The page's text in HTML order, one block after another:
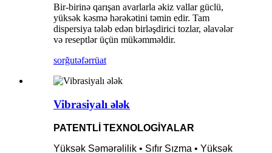
Bir-birinə qarışan avarlarla əkiz vallar güclü,
yüksək kəsmə hərəkətini təmin edir. Tam
dispersiya tələb edən birləşdirici tozlar, əlavələr
və reseptlər üçün mükəmməldir.
sorğutəfərrüat
Vibrasiyalı ələk
PATENTLİ TEXNOLOGİYALAR
Yüksək Səmərəlilik • Sıfır Sızma • Yüksək